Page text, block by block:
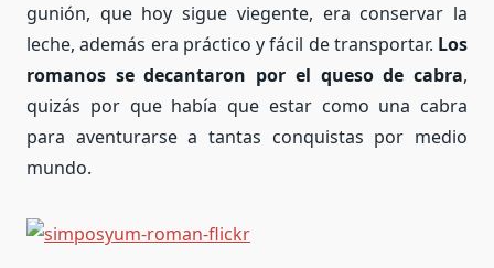
gunión, que hoy sigue viegente, era conservar la
leche, además era práctico y fácil de transportar. Los
romanos se decantaron por el queso de cabra,
quizás por que había que estar como una cabra
para aventurarse a tantas conquistas por medio
mundo.